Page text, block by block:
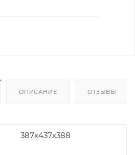
ОПИСАНИЕ ОТЗЫВЫ
387x437x388